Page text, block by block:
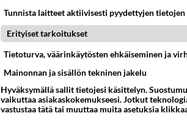
Tunnista laitteet aktiivisesti pyydettyjen tietojen
Erityiset tarkoitukset
Tietoturva, väärinkäytösten ehkäiseminen ja
Mainonnan ja sisällön tekninen jakelu
Hyväksymällä sallit tietojesi käsittelyn.
vaikuttaa asiakaskokemukseesi. Jotkut
vastustaa tätä tai muuttaa muita asetuksia